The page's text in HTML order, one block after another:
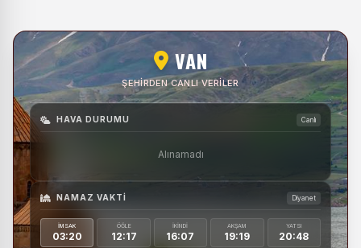
VAN
ŞEHIRDEN CANLI VERILER
HAVA DURUMU Canlı
Alınamadı
NAMAZ VAKTI Diyanet
İMSAK
03:20
ÖĞLE
12:17
İKINDI
16:07
AKŞAM
19:19
YATSI
20:48